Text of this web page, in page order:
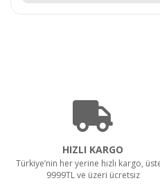
HIZLI KARGO
Türkiye’nin her yerine hızlı kargo,
9999TL ve üzeri ücretsiz